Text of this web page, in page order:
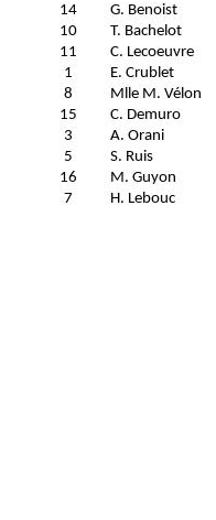
14 G. Benoist
10 T. Bachelot
11 C. Lecoeuvre
1 E. Crublet
8 Mlle M. Vélon
15 C. Demuro
3 A. Orani
5 S. Ruis
16 M. Guyon
7 H. Lebouc